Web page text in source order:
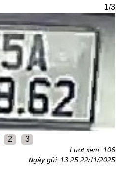
1/3
2 3
Lượt xem: 106
Ngày gửi: 13:25 22/11/2025